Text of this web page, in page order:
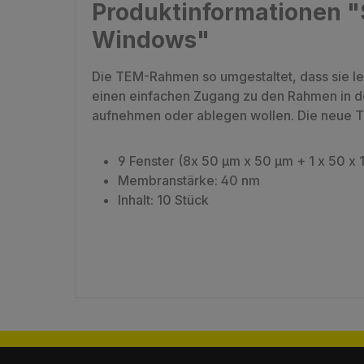
Produktinformationen
Windows"
Die TEM-Rahmen so umgestaltet, dass sie
einen einfachen Zugang zu den Rahmen in
aufnehmen oder ablegen wollen. Die neue
9 Fenster (8x 50 µm x 50 µm + 1 x 50 x
Membranstärke: 40 nm
Inhalt: 10 Stück